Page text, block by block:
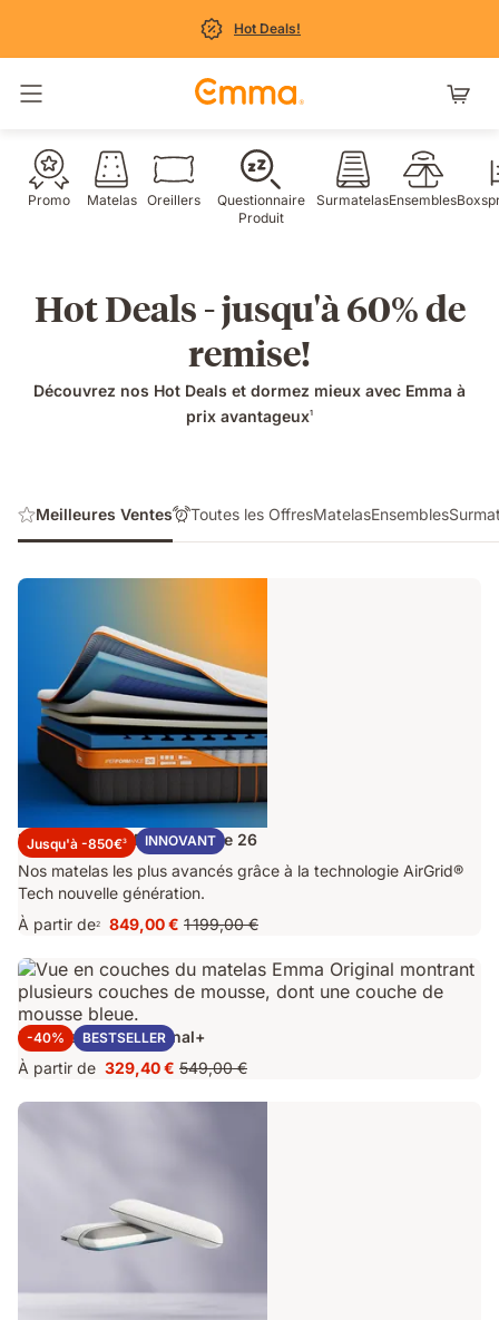
Hot Deals!
Basculer la navigation
Promo Matelas Oreillers
Questionnaire
Produit
SurmatelasEnsembles
Hot Deals - jusqu'à 60% de
remise!
Découvrez nos Hot Deals et dormez mieux avec Emma à
prix avantageux1
Meilleures Ventes Toutes les OffresMatelasEnsembles
Jusqu'à -850€3 INNOVANT
Matelas Emma Performance 26
Nos matelas les plus avancés grâce à la technologie AirGrid®
Tech nouvelle génération.
À partir de2
Prix
849,00 € Prix
1 199,00 €
1 199,00 €
-40% BESTSELLER
Matelas Emma Original+
À partir de Prix
329,40 €
329,40 € Prix
d'origine
549,00 €